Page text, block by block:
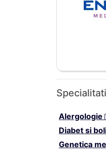
Alergologie
Diabet si
Genetica